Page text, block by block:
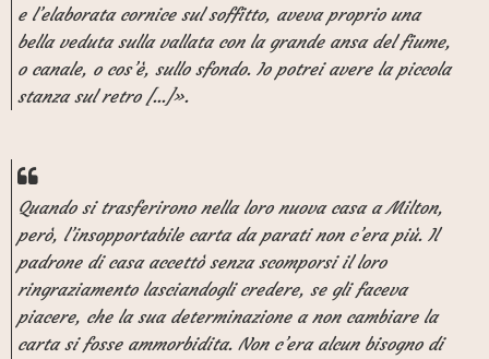
e l’elaborata cornice sul soffitto, aveva proprio una
bella veduta sulla vallata con la grande ansa del fiume,
o canale, o cos’è, sullo sfondo. Io potrei avere la piccola
stanza sul retro [...]».
Quando si trasferirono nella loro nuova casa a Milton,
però, l’insopportabile carta da parati non c’era più. Il
padrone di casa accettò senza scomporsi il loro
ringraziamento lasciandogli credere, se gli faceva
piacere, che la sua determinazione a non cambiare la
carta si fosse ammorbidita. Non c’era alcun bisogno di